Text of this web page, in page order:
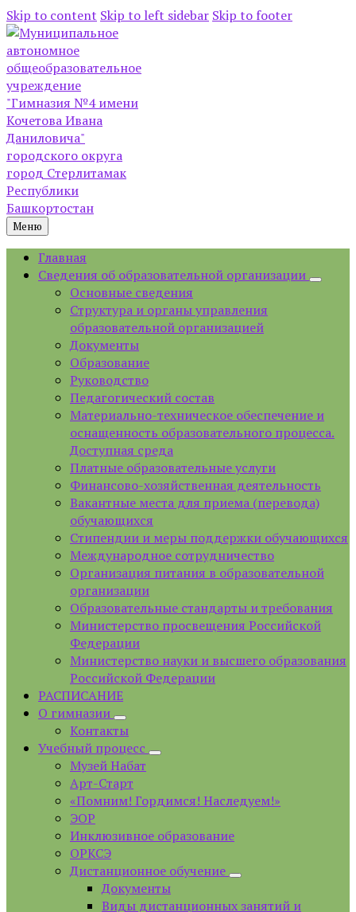
Skip to content Skip to left sidebar Skip to footer
Меню
Главная
Сведения об образовательной организации
Основные сведения
Структура и органы управления
образовательной организацией
Документы
Образование
Руководство
Педагогический состав
Материально-техническое обеспечение и
оснащенность образовательного процесса.
Доступная среда
Платные образовательные услуги
Финансово-хозяйственная деятельность
Вакантные места для приема (перевода)
обучающихся
Стипендии и меры поддержки обучающихся
Международное сотрудничество
Организация питания в образовательной
организации
Образовательные стандарты и требования
Министерство просвещения Российской
Федерации
Министерство науки и высшего образования
Российской Федерации
РАСПИСАНИЕ
О гимназии
Контакты
Учебный процесс
Музей Набат
Арт-Старт
«Помним! Гордимся! Наследуем!»
ЭОР
Инклюзивное образование
ОРКСЭ
Дистанционное обучение
Документы
Виды дистанционных занятий и